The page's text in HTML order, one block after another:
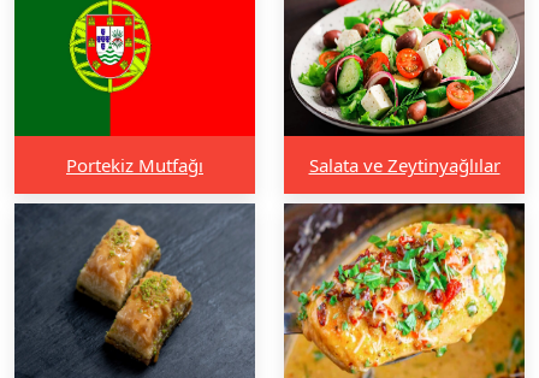
Portekiz Mutfağı Salata ve Zeytinyağlılar